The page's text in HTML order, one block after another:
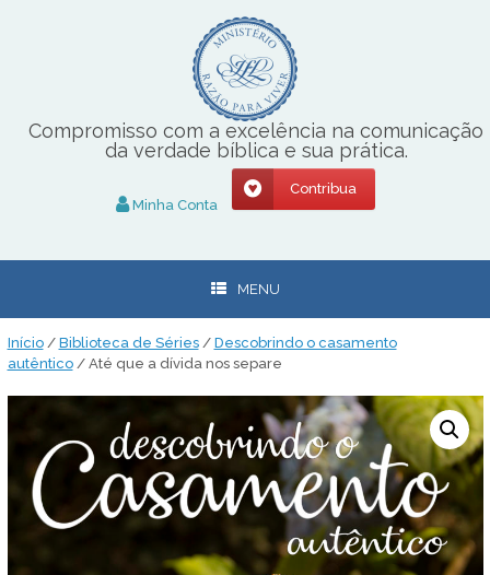
Compromisso com a excelência na comunicação
da verdade bíblica e sua prática.
Minha Conta
Contribua
MENU
Início/ Biblioteca de Séries/ Descobrindo o casamento
autêntico/ Até que a dívida nos separe